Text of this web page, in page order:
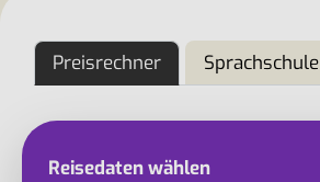
Preisrechner Sprachschule
Reisedaten wählen